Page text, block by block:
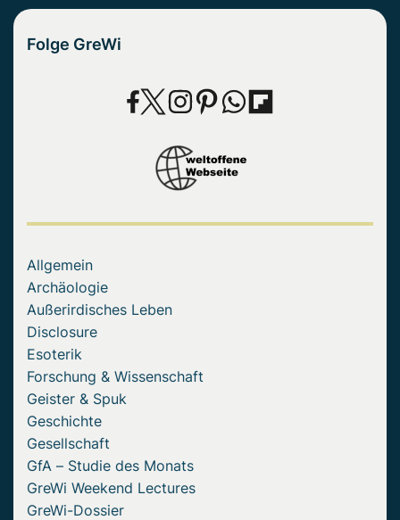
Folge GreWi
Allgemein
Archäologie
Außerirdisches Leben
Disclosure
Esoterik
Forschung & Wissenschaft
Geister & Spuk
Geschichte
Gesellschaft
GfA – Studie des Monats
GreWi Weekend Lectures
GreWi-Dossier